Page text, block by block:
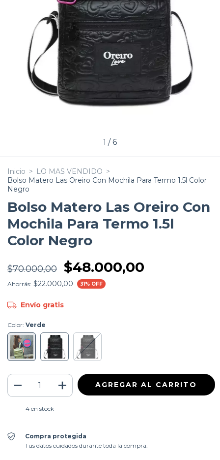
1 /6
Inicio > LO MAS VENDIDO >
Bolso Matero Las Oreiro Con Mochila Para Termo 1.5l Color
Negro
Bolso Matero Las Oreiro Con
Mochila Para Termo 1.5l
Color Negro
$70.000,00 $48.000,00
Ahorrás: $22.000,00 31% OFF
Envío gratis
Color: Verde
4 en stock
Compra protegida
Tus datos cuidados durante toda la compra.